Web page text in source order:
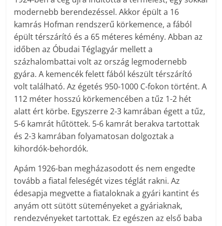
modernebb berendezéssel. Akkor épült a 16
kamrás Hofman rendszerű körkemence, a fából
épült térszárító és a 65 méteres kémény. Abban az
időben az Óbudai Téglagyár mellett a
százhalombattai volt az ország legmodernebb
gyára. A kemencék felett fából készült térszárító
volt található. Az égetés 950-1000 C-fokon történt. A
112 méter hosszú körkemencében a tűz 1-2 hét
alatt ért körbe. Egyszerre 2-3 kamrában égett a tűz,
5-6 kamrát hűtöttek. 5-6 kamrát berakva tartottak
és 2-3 kamrában folyamatosan dolgoztak a
kihordók-behordók.
Apám 1926-ban megházasodott és nem engedte
tovább a fiatal feleségét vizes téglát rakni. Az
édesapja megvette a fiataloknak a gyári kantint és
anyám ott sütött süteményeket a gyáriaknak,
rendezvényeket tartottak. Ez egészen az első baba